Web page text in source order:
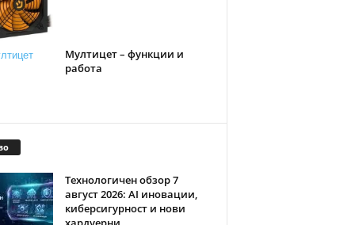
Мултицет – функции и
работа
Технологичен обзор 7
август 2026: AI иновации,
киберсигурност и нови